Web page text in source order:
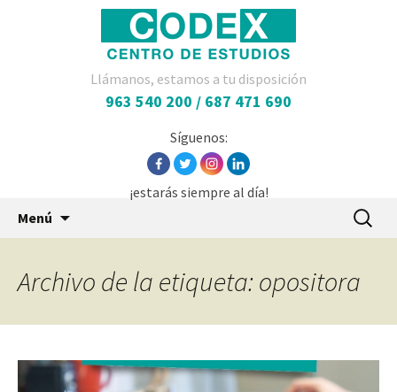
Llámanos, estamos a tu disposición
963 540 200 / 687 471 690
Síguenos:
¡estarás siempre al día!
Menú
Buscar:
Archivo de la etiqueta: opositora